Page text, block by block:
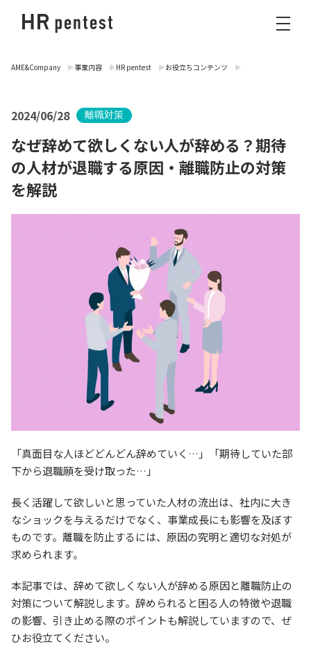
AME&Company 事業内容 HR pentest お役立ちコンテンツ
2024/06/28 離職対策
なぜ辞めて欲しくない人が辞める？期待
の人材が退職する原因・離職防止の対策
を解説
「真面目な人ほどどんどん辞めていく…」「期待していた部
下から退職願を受け取った…」
長く活躍して欲しいと思っていた人材の流出は、社内に大き
なショックを与えるだけでなく、事業成長にも影響を及ぼす
ものです。離職を防止するには、原因の究明と適切な対処が
求められます。
本記事では、辞めて欲しくない人が辞める原因と離職防止の
対策について解説します。辞められると困る人の特徴や退職
の影響、引き止める際のポイントも解説していますので、ぜ
ひお役立てください。